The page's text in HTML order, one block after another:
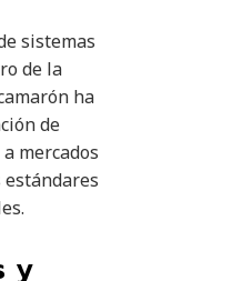
sistemas
de la
ha
de
mercados
y